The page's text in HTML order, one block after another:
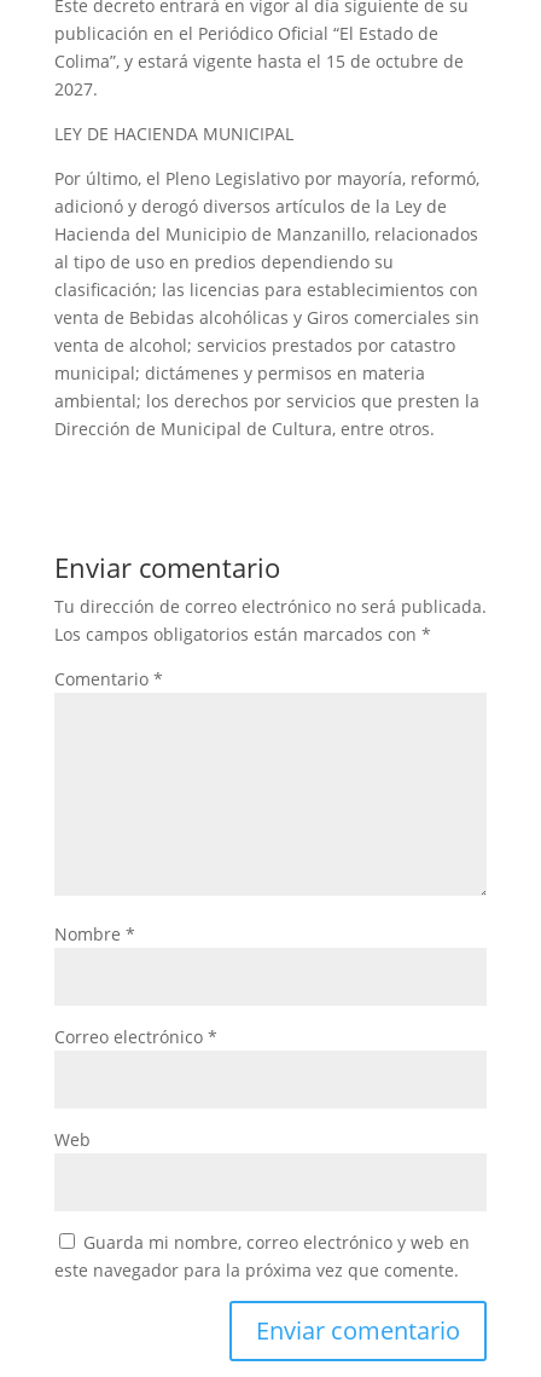
Este decreto entrará en vigor al día siguiente de su
publicación en el Periódico Oficial “El Estado de
Colima”, y estará vigente hasta el 15 de octubre de
2027.
LEY DE HACIENDA MUNICIPAL
Por último, el Pleno Legislativo por mayoría, reformó,
adicionó y derogó diversos artículos de la Ley de
Hacienda del Municipio de Manzanillo, relacionados
al tipo de uso en predios dependiendo su
clasificación; las licencias para establecimientos con
venta de Bebidas alcohólicas y Giros comerciales sin
venta de alcohol; servicios prestados por catastro
municipal; dictámenes y permisos en materia
ambiental; los derechos por servicios que presten la
Dirección de Municipal de Cultura, entre otros.
Enviar comentario
Tu dirección de correo electrónico no será publicada.
Los campos obligatorios están marcados con *
Comentario *
Nombre *
Correo electrónico *
Web
Guarda mi nombre, correo electrónico y web en
este navegador para la próxima vez que comente.